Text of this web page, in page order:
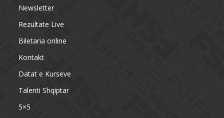
Newsletter
Rezultate Live
Biletaria online
Kontakt
Datat e Kurseve
Talenti Shqiptar
5×5